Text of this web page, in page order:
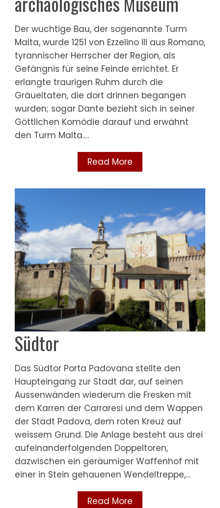
Der wuchtige Bau, der sogenannte Turm
Malta, wurde 1251 von Ezzelino III aus Romano,
tyrannischer Herrscher der Region, als
Gefängnis für seine Feinde errichtet. Er
erlangte traurigen Ruhm durch die
Gräueltaten, die dort drinnen begangen
wurden; sogar Dante bezieht sich in seiner
Göttlichen Komödie darauf und erwähnt
den Turm Malta.…
Read More
Südtor
Das Südtor Porta Padovana stellte den
Haupteingang zur Stadt dar, auf seinen
Aussenwänden wiederum die Fresken mit
dem Karren der Carraresi und dem Wappen
der Stadt Padova, dem roten Kreuz auf
weissem Grund. Die Anlage besteht aus drei
aufeinanderfolgenden Doppeltoren,
dazwischen ein geräumiger Waffenhof mit
einer in Stein gehauenen Wendeltreppe,…
Read More